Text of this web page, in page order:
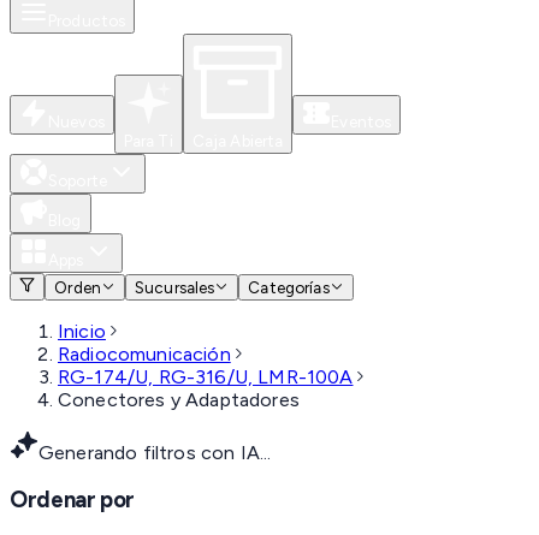
Orden
Sucursales Categorías
Inicio
Radiocomunicación
RG-174/U, RG-316/U, LMR-100A
Conectores y Adaptadores
Generando filtros con IA...
Ordenar por